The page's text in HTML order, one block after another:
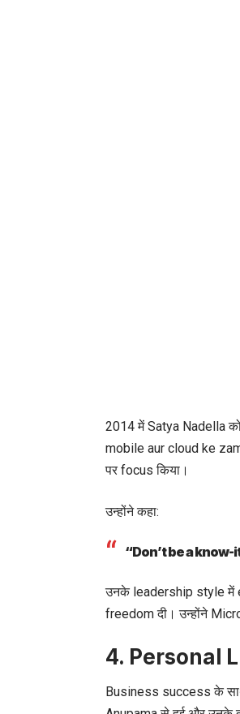
2014 में Satya Nadella
mobile aur cloud ke
पर focus किया।
उन्होंने कहा:
“Don’t be a
उनके leadership style में
freedom दी। उन्होंने
4. Personal
Business success के